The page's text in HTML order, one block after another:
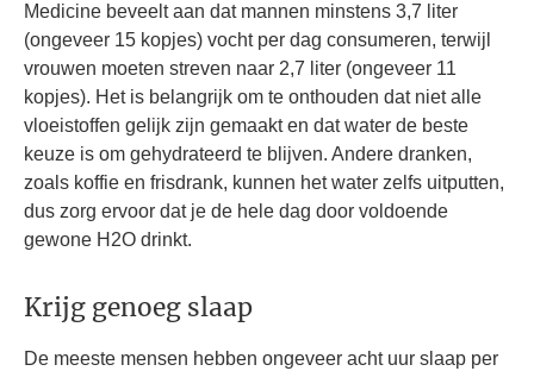
Medicine beveelt aan dat mannen minstens 3,7 liter
(ongeveer 15 kopjes) vocht per dag consumeren, terwijl
vrouwen moeten streven naar 2,7 liter (ongeveer 11
kopjes). Het is belangrijk om te onthouden dat niet alle
vloeistoffen gelijk zijn gemaakt en dat water de beste
keuze is om gehydrateerd te blijven. Andere dranken,
zoals koffie en frisdrank, kunnen het water zelfs uitputten,
dus zorg ervoor dat je de hele dag door voldoende
gewone H2O drinkt.
Krijg genoeg slaap
De meeste mensen hebben ongeveer acht uur slaap per